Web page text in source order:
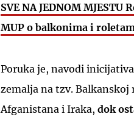
SVE NA JEDNOM
MUP o balkonima i
Poruka je, navodi
zemalja na tzv.
Afganistana i Iraka, dok